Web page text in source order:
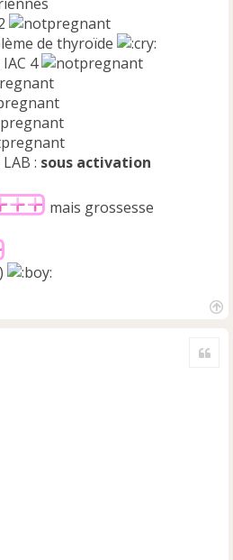
de thyroïde
IAC 4
: sous activation
mais grossesse